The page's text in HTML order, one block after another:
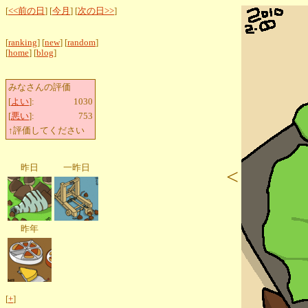
[<<前の日 ] [今月 ] [次の日>>]
[ranking] [new] [random]
[home] [blog]
みなさんの評価
[よい]:
1030
[悪い]:
753
↑評価してください
昨日 一昨日
昨年
[+]
<